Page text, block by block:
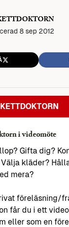
8 sep 2012
i videomöte
Gifta dig?
kläder?
mera?
föreläsning/
får du i ett
eller som en